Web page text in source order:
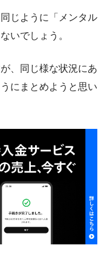
じように「メンタル
いでしょう。
、同じ様な状況にあ
にまとめようと思い